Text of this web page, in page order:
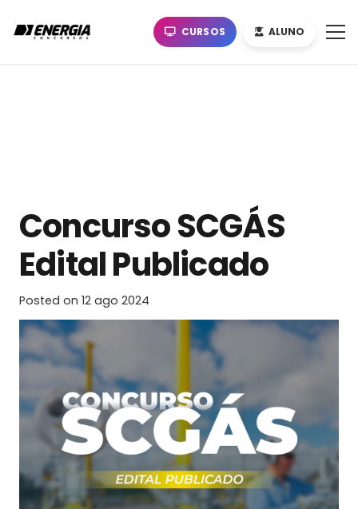
CURSOS ALUNO
Concurso SCGÁS
Edital Publicado
Posted on 12 ago 2024